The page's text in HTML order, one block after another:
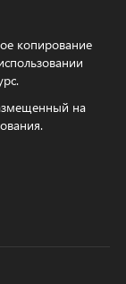
копирование
на